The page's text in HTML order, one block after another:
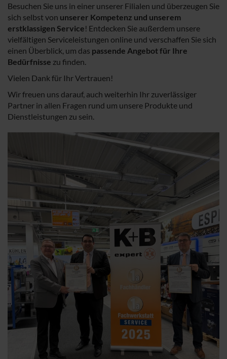
Besuchen Sie uns in einer unserer Filialen und überzeugen Sie
sich selbst von unserer Kompetenz und unserem
erstklassigen Service! Entdecken Sie außerdem unsere
vielfältigen Serviceleistungen online und verschaffen Sie sich
einen Überblick, um das passende Angebot für Ihre
Bedürfnisse zu finden.
Vielen Dank für Ihr Vertrauen!
Wir freuen uns darauf, auch weiterhin Ihr zuverlässiger
Partner in allen Fragen rund um unsere Produkte und
Dienstleistungen zu sein.